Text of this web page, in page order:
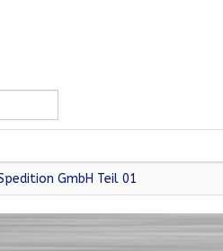
GmbH Teil 01